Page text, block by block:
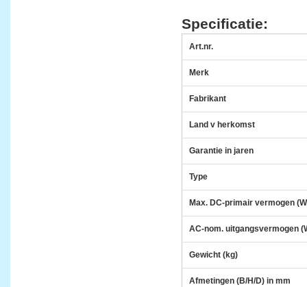
Specificatie:
Art.nr.
Merk
Fabrikant
Land v herkomst
Garantie in jaren
Type
Max. DC-primair vermogen
AC-nom. uitgangsvermogen
Gewicht (kg)
Afmetingen (B/H/D) in mm